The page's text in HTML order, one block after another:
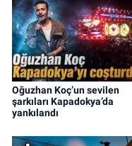
Oğuzhan Koç’un sevilen
şarkıları Kapadokya’da
yankılandı